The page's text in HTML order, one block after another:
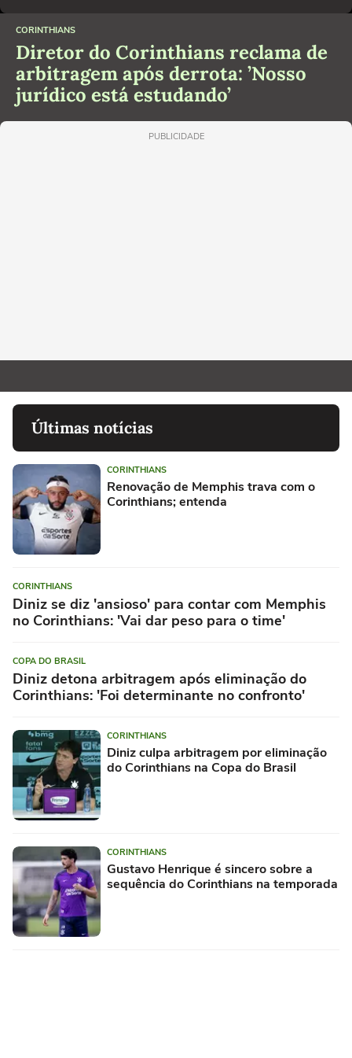
CORINTHIANS
Diretor do Corinthians reclama de
arbitragem após derrota: ’Nosso
jurídico está estudando’
PUBLICIDADE
Últimas notícias
CORINTHIANS
Renovação de Memphis trava com o
Corinthians; entenda
CORINTHIANS
Diniz se diz 'ansioso' para contar com Memphis
no Corinthians: 'Vai dar peso para o time'
COPA DO BRASIL
Diniz detona arbitragem após eliminação do
Corinthians: 'Foi determinante no confronto'
CORINTHIANS
Diniz culpa arbitragem por eliminação
do Corinthians na Copa do Brasil
CORINTHIANS
Gustavo Henrique é sincero sobre a
sequência do Corinthians na temporada